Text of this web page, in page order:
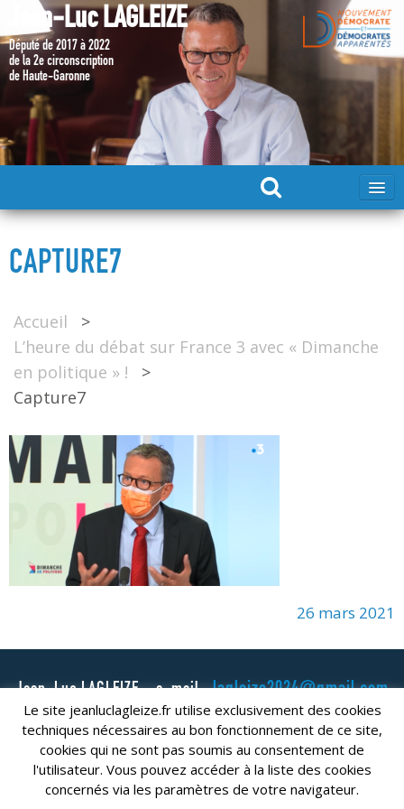
Jean-Luc LAGLEIZE
Député de 2017 à 2022
de la 2e circonscription
de Haute-Garonne
DÉPUTÉ 2017 – 2022
MES ACTIONS 2017 – 2022
CAPTURE7
Accueil
>
L’heure du débat sur France 3 avec « Dimanche
en politique » !
>
Capture7
26 mars 2021
Jean-Luc LAGLEIZE - e-mail :lagleize2024@gmail.com
Mentions Légales- Copyright © 2024. Tous droits réservés.
Le site jeanluclagleize.fr utilise exclusivement des cookies
techniques nécessaires au bon fonctionnement de ce site,
cookies qui ne sont pas soumis au consentement de
l'utilisateur. Vous pouvez accéder à la liste des cookies
concernés via les paramètres de votre navigateur.